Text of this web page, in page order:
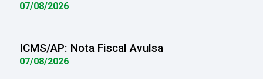
07/08/2026
ICMS/AP: Nota Fiscal Avulsa
07/08/2026